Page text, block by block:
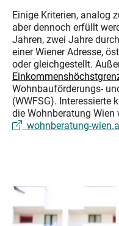
Einige Kriterien, analog
aber dennoch erfüllt
Jahren, zwei Jahre
einer Wiener Adresse,
oder gleichgestellt.
Wohnbauförderungs-
(WWFSG). Interessierte
die Wohnberatung
wohnberatung-